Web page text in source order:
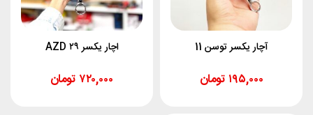
آچار یکسر توسن 11
تومان ۱۹۵,۰۰۰
اچار یکسر ۲۹ AZD
تومان ۷۲۰,۰۰۰